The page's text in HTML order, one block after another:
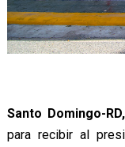
Santo Domingo-
para recibir al